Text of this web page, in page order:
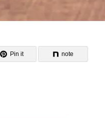
Pin it note